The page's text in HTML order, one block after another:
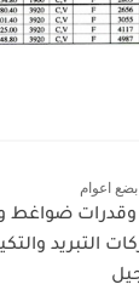
اعوام
وقدرات ضواغط
التبريد